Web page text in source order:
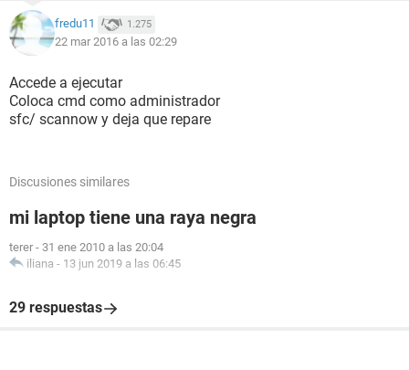
fredu11 1.275
22 mar 2016 a las 02:29
Accede a ejecutar
Coloca cmd como administrador
sfc/ scannow y deja que repare
Discusiones similares
mi laptop tiene una raya negra
terer - 31 ene 2010 a las 20:04
iliana - 13 jun 2019 a las 06:45
29 respuestas